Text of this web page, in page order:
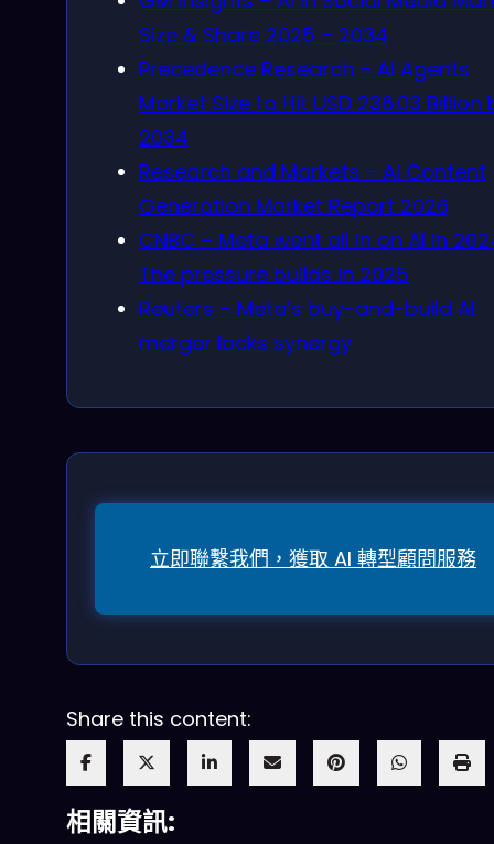
Size & Share 2025 – 2034
Precedence Research – AI Agents
Market Size to Hit USD 236.03 Billion
2034
Research and Markets – AI Content
Generation Market Report 2026
CNBC – Meta went all in on AI in
The pressure builds in 2025
Reuters – Meta’s buy-and-build AI
merger lacks synergy
立即聯繫我們，獲取 AI 轉型顧問服務
Share this content:
相關資訊: